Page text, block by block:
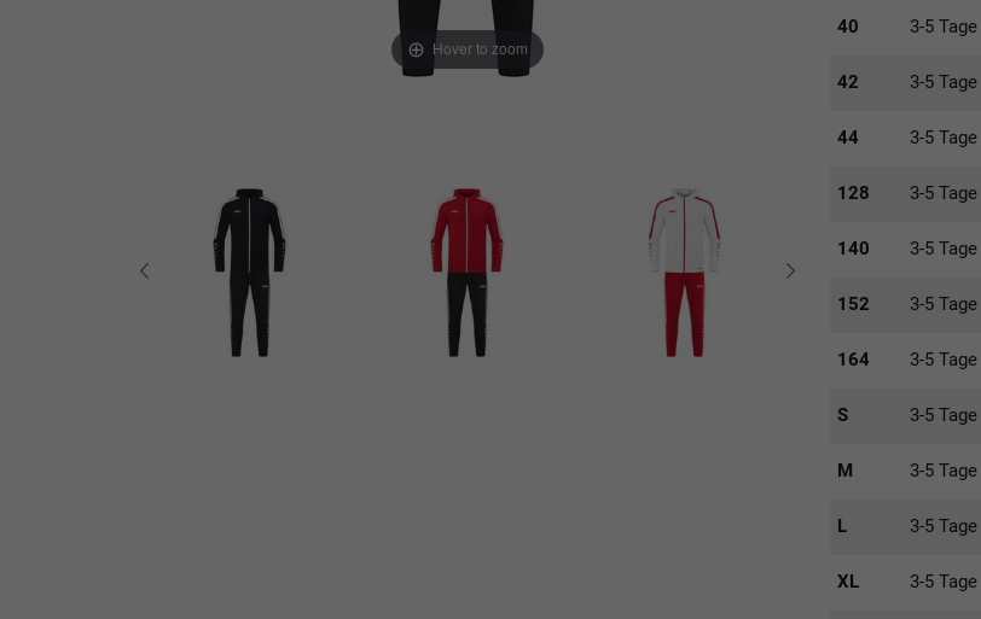
Hover to zoom
40 3-5 Tage
42 3-5 Tage
44 3-5 Tage
128 3-5 Tage
140 3-5 Tage
152 3-5 Tage
164 3-5 Tage
S 3-5 Tage
M 3-5 Tage
L 3-5 Tage
XL 3-5 Tage